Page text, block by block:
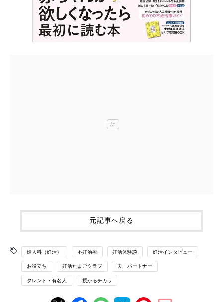
元記事へ戻る
婦人科（妊活） 不妊治療 妊活体験談 妊活インタビュー
お役立ち 妊活たまごクラブ 夫・パートナー
タレント・有名人 授かるチカラ